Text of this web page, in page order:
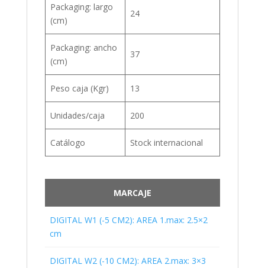
Packaging: largo
(cm)
24
Packaging: ancho
(cm)
37
Peso caja (Kgr) 13
Unidades/caja 200
Catálogo Stock internacional
MARCAJE
DIGITAL W1 (-5 CM2): AREA 1.max: 2.5×2
cm
DIGITAL W2 (-10 CM2): AREA 2.max: 3×3